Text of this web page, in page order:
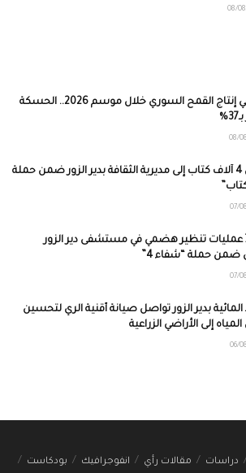
قفزة في إنتاج القمح السوري خلال موسم 2026.. الحسكة
وصول 4 آلاف كتاب إلى مديرية الثقافة بدير الزور ضمن حملة
إجراء 7 عمليات تنظير هضمي في مستشفى دير الزور
ضمن حملة “شفاء 4”
المائية بدير الزور تواصل صيانة أقنية الري لتحسين
إلى الأراضي الزراعية
دراسات مقالات رأي انفوجرافيك بودكاست